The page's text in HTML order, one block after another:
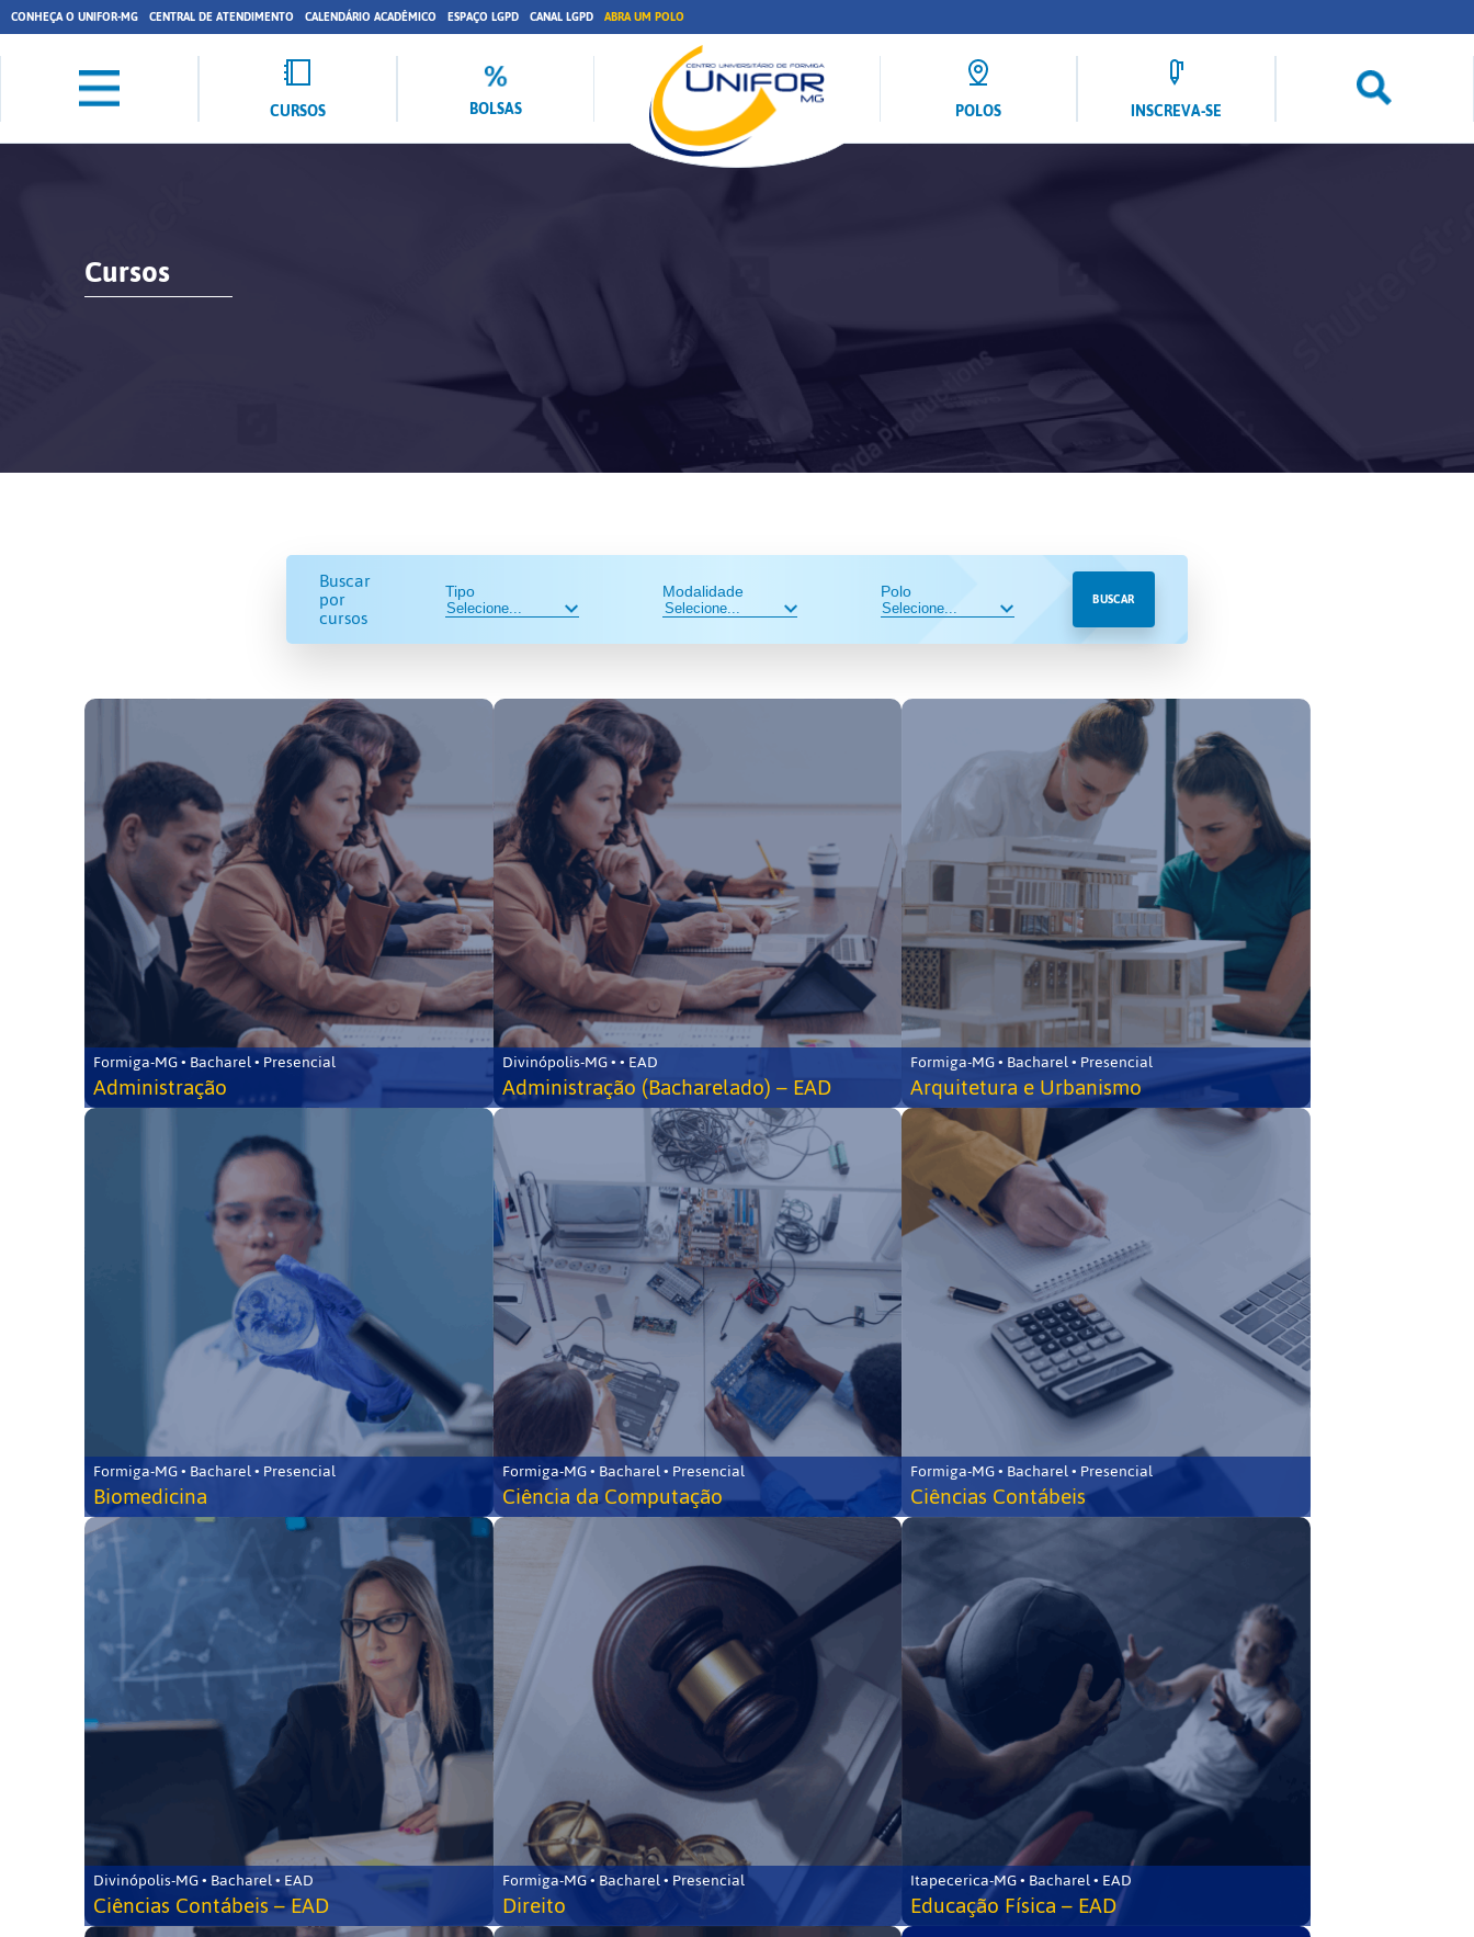
CONHEÇA O UNIFOR-MG CENTRAL DE ATENDIMENTO CALENDÁRIO ACADÊMICO ESPAÇO LGPD CANAL LGPD ABRA UM POLO
CURSOS BOLSAS POLOS INSCREVA-SE
Cursos
Buscar
por
cursos
Tipo Modalidade Polo BUSCAR
Formiga-MG • Bacharel • Presencial
Administração
Divinópolis-MG • • EAD
Administração (Bacharelado) – EAD
Formiga-MG • Bacharel • Presencial
Arquitetura e Urbanismo
Formiga-MG • Bacharel • Presencial
Biomedicina
Formiga-MG • Bacharel • Presencial
Ciência da Computação
Formiga-MG • Bacharel • Presencial
Ciências Contábeis
Divinópolis-MG • Bacharel • EAD
Ciências Contábeis – EAD
Formiga-MG • Bacharel • Presencial
Direito
Itapecerica-MG • Bacharel • EAD
Educação Física – EAD